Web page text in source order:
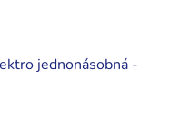
jednonásobná -